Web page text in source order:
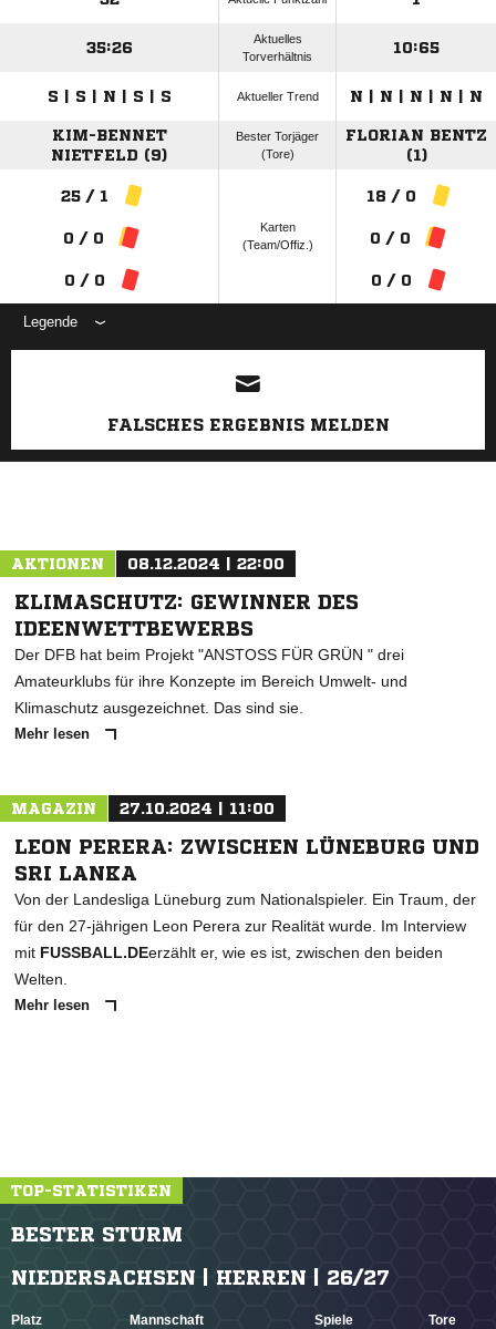
35:26
Aktuelles
Torverhältnis
10:65
S | S | N | S | S Aktueller Trend N | N | N | N | N
KIM-BENNET
NIETFELD (9)
Bester Torjäger
(Tore)
FLORIAN BENTZ
(1)
25 / 1
0 / 0
0 / 0
Karten
(Team/Offiz.)
18 / 0
0 / 0
0 / 0
Legende
ANZEIGE
FALSCHES ERGEBNIS MELDEN
AKTIONEN 08.12.2024 | 22:00
KLIMASCHUTZ: GEWINNER DES
IDEENWETTBEWERBS
Der DFB hat beim Projekt "ANSTOSS FÜR GRÜN " drei
Amateurklubs für ihre Konzepte im Bereich Umwelt- und
Klimaschutz ausgezeichnet. Das sind sie.
Mehr lesen
MAGAZIN 27.10.2024 | 11:00
LEON PERERA: ZWISCHEN LÜNEBURG UND
SRI LANKA
Von der Landesliga Lüneburg zum Nationalspieler. Ein Traum, der
für den 27-jährigen Leon Perera zur Realität wurde. Im Interview
mit FUSSBALL.DEerzählt er, wie es ist, zwischen den beiden
Welten.
Mehr lesen
TOP-STATISTIKEN
BESTER STURM
NIEDERSACHSEN | HERREN | 26/27
Platz Mannschaft Spiele Tore